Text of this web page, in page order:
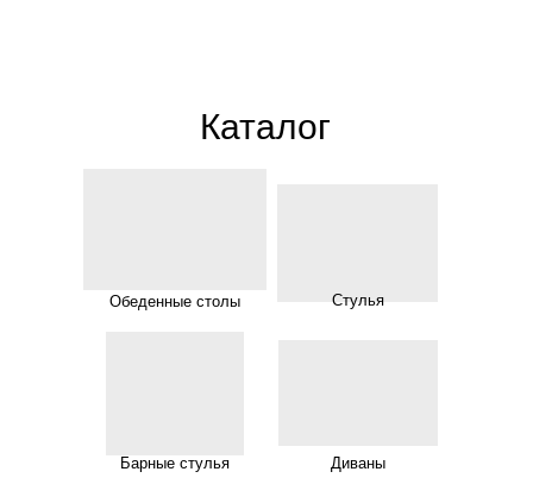
Обеденные столы Стулья
Барные стулья Диваны
Каталог